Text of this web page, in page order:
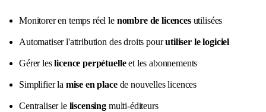
Monitorer en temps réel le nombre de licencesutilisées
Automatiser l'attribution des droits pourutiliser le logiciel
Gérer leslicence perpétuelleet les abonnements
Simplifier la mise en placede nouvelles licences
Centraliser le liscensing multi-éditeurs